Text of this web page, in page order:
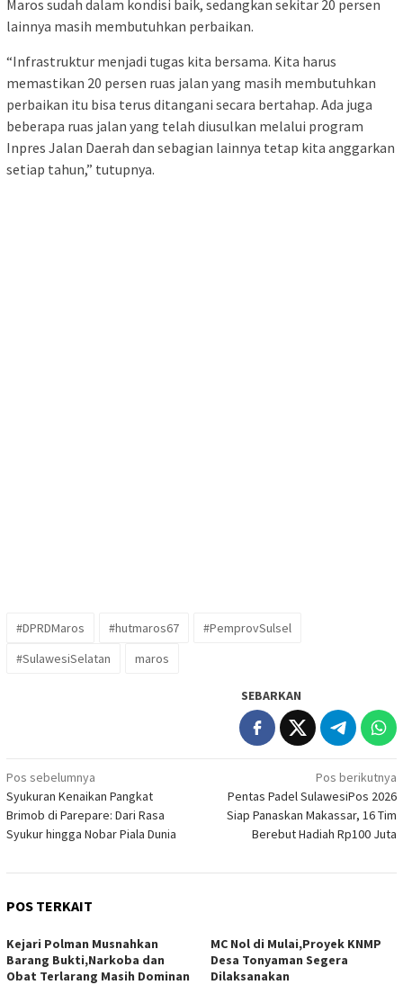
Maros sudah dalam kondisi baik, sedangkan sekitar 20 persen
lainnya masih membutuhkan perbaikan.
“Infrastruktur menjadi tugas kita bersama. Kita harus
memastikan 20 persen ruas jalan yang masih membutuhkan
perbaikan itu bisa terus ditangani secara bertahap. Ada juga
beberapa ruas jalan yang telah diusulkan melalui program
Inpres Jalan Daerah dan sebagian lainnya tetap kita anggarkan
setiap tahun,” tutupnya.
#DPRDMaros #hutmaros67
#PemprovSulsel
#SulawesiSelatan
maros
SEBARKAN
Navigasi
pos
Pos sebelumnya
Syukuran Kenaikan Pangkat
Brimob di Parepare: Dari Rasa
Syukur hingga Nobar Piala Dunia
Pos berikutnya
Pentas Padel SulawesiPos 2026
Siap Panaskan Makassar, 16 Tim
Berebut Hadiah Rp100 Juta
POS TERKAIT
Kejari Polman Musnahkan
Barang Bukti,Narkoba dan
Obat Terlarang Masih Dominan
MC Nol di Mulai,Proyek KNMP
Desa Tonyaman Segera
Dilaksanakan